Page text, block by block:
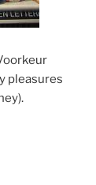
pleasures